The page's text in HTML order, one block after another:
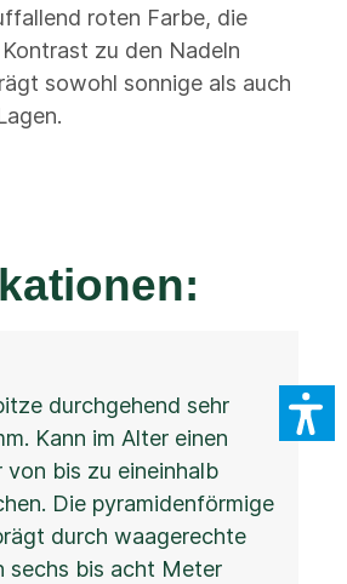
roten Farbe, die
zu den Nadeln
sowohl sonnige als auch
durchgehend sehr
Kann im Alter einen
von bis zu eineinhalb
Die pyramidenförmige
durch waagerechte
sechs bis acht Meter